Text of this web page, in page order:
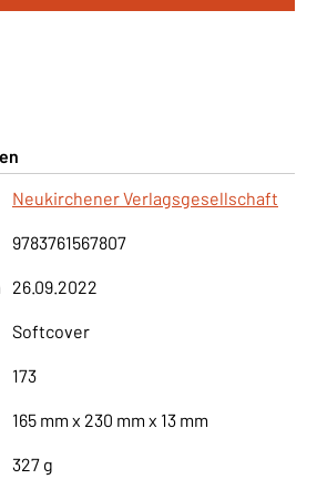
Neukirchener Verlagsgesellschaft
9783761567807
26.09.2022
Softcover
173
165 mm x 230 mm x 13 mm
327 g